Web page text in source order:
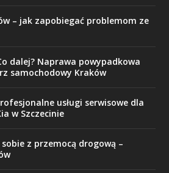
– jak zapobiegać problemom ze
dalej? Naprawa powypadkowa
samochodowy Kraków
usługi serwisowe dla
w Szczecinie
z przemocą drogową –